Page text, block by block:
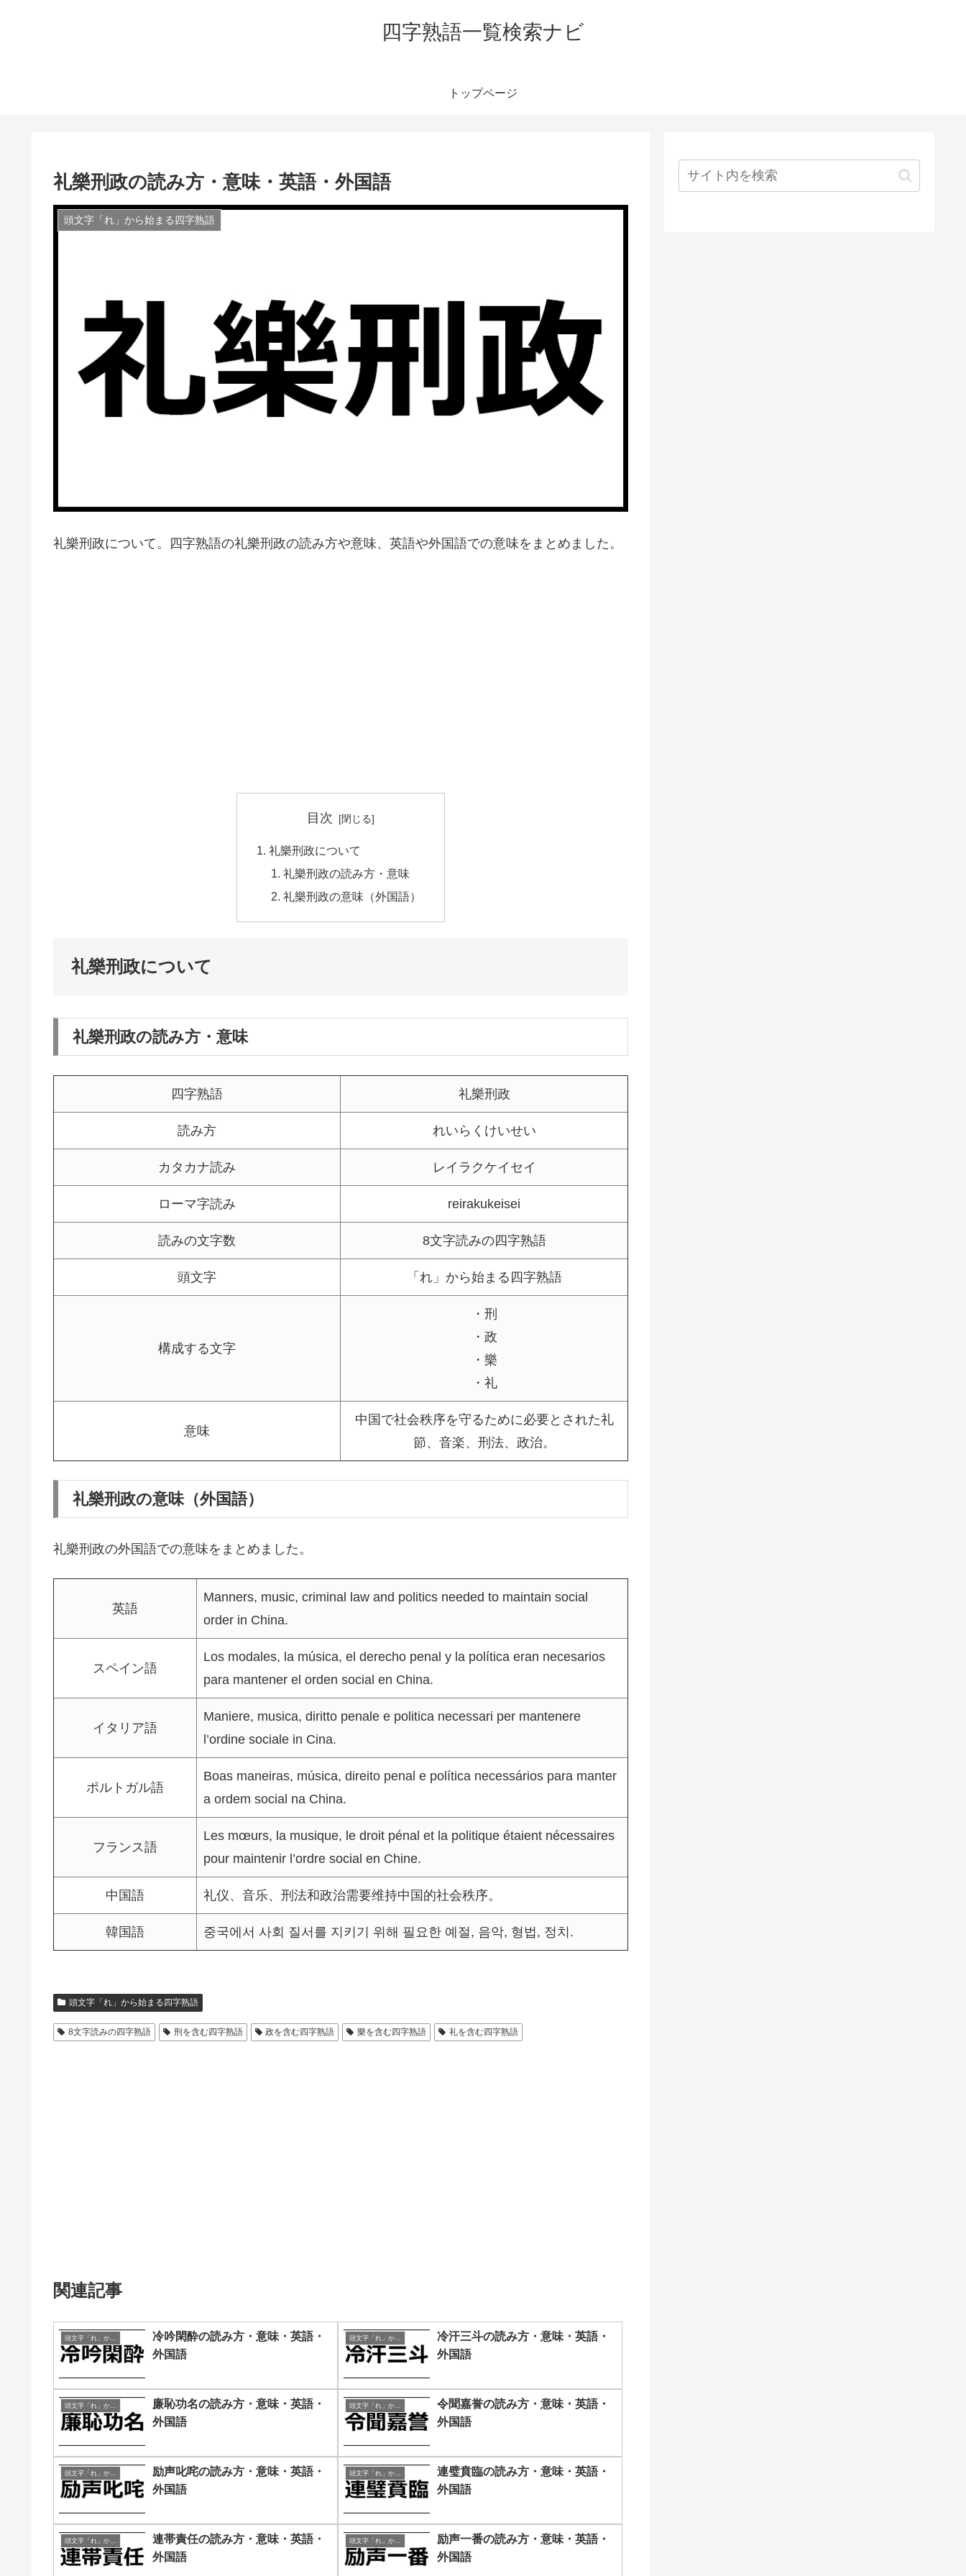
四字熟語一覧検索ナビ
トップページ
礼樂刑政の読み方・意味・英語・外国語
頭文字「れ」から始まる四字熟語
礼樂刑政について。四字熟語の礼樂刑政の読み方や意味、英語や外国語での意味をまとめました。
目次
礼樂刑政について
礼樂刑政の読み方・意味
礼樂刑政の意味（外国語）
礼樂刑政について
礼樂刑政の読み方・意味
四字熟語 礼樂刑政
読み方 れいらくけいせい
カタカナ読み レイラクケイセイ
ローマ字読み reirakukeisei
読みの文字数 8文字読みの四字熟語
頭文字 「れ」から始まる四字熟語
構成する文字
・刑
・政
・樂
・礼
意味
中国で社会秩序を守るために必要とされた礼
節、音楽、刑法、政治。
礼樂刑政の意味（外国語）
礼樂刑政の外国語での意味をまとめました。
英語
Manners, music, criminal law and politics needed to maintain social
order in China.
スペイン語
Los modales, la música, el derecho penal y la política eran necesarios
para mantener el orden social en China.
イタリア語
Maniere, musica, diritto penale e politica necessari per mantenere
l’ordine sociale in Cina.
ポルトガル語
Boas maneiras, música, direito penal e política necessários para manter
a ordem social na China.
フランス語
Les mœurs, la musique, le droit pénal et la politique étaient nécessaires
pour maintenir l’ordre social en Chine.
中国語 礼仪、音乐、刑法和政治需要维持中国的社会秩序。
韓国語 중국에서 사회 질서를 지키기 위해 필요한 예절, 음악, 형법, 정치.
頭文字「れ」から始まる四字熟語
8文字読みの四字熟語 刑を含む四字熟語 政を含む四字熟語 樂を含む四字熟語 礼を含む四字熟語
関連記事
冷吟閑酔の読み方・意味・英語・
外国語
冷汗三斗の読み方・意味・英語・
外国語
廉恥功名の読み方・意味・英語・
外国語
令聞嘉誉の読み方・意味・英語・
外国語
頭文字「れ」から始まる四字熟語
励声叱咤の読み方・意味・英語・
外国語
頭文字「れ」から始まる四字熟語
連璧賁臨の読み方・意味・英語・
外国語
頭文字「れ」から始まる四字熟語
連帯責任の読み方・意味・英語・
外国語
頭文字「れ」から始まる四字熟語
励声一番の読み方・意味・英語・
外国語